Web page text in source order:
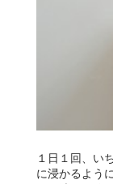
１日１回、い
に浸かるよう